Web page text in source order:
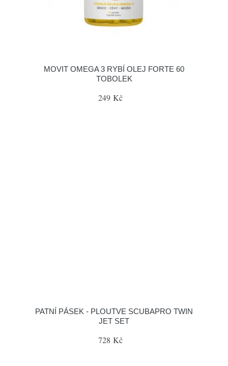
MOVIT OMEGA 3 RYBÍ OLEJ FORTE 60
TOBOLEK
249 Kč
PATNÍ PÁSEK - PLOUTVE SCUBAPRO TWIN
JET SET
728 Kč